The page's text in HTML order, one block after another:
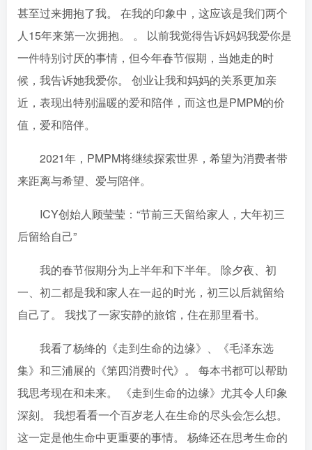
甚至过来拥抱了我。 在我的印象中，这应该是我们两个
人15年来第一次拥抱。 。 以前我觉得告诉妈妈我爱你是
一件特别讨厌的事情，但今年春节假期，当她走的时
候，我告诉她我爱你。 创业让我和妈妈的关系更加亲
近，表现出特别温暖的爱和陪伴，而这也是PMPM的价
值，爱和陪伴。
2021年，PMPM将继续探索世界，希望为消费者带
来距离与希望、爱与陪伴。
ICY创始人顾莹莹：“节前三天留给家人，大年初三
后留给自己”
我的春节假期分为上半年和下半年。 除夕夜、初
一、初二都是我和家人在一起的时光，初三以后就留给
自己了。 我找了一家安静的旅馆，住在那里看书。
我看了杨绛的《走到生命的边缘》、《毛泽东选
集》和三浦展的《第四消费时代》。 每本书都可以帮助
我思考现在和未来。 《走到生命的边缘》尤其令人印象
深刻。 我想看看一个百岁老人在生命的尽头会怎么想。
这一定是他生命中更重要的事情。 杨绛还在思考生命的